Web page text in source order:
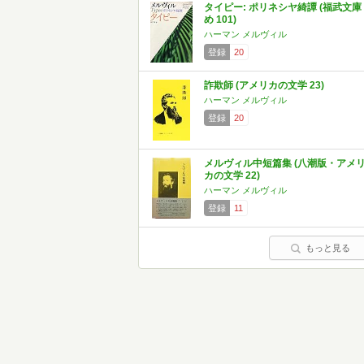
タイピー: ポリネシヤ綺譚 (福武文庫
め 101)
ハーマン メルヴィル
登録
20
詐欺師 (アメリカの文学 23)
ハーマン メルヴィル
登録
20
メルヴィル中短篇集 (八潮版・アメ
カの文学 22)
ハーマン メルヴィル
登録
11
もっと見る